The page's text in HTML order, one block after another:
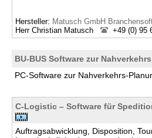
Hersteller: Matusch GmbH
Herr Christian Matusch
+49 (0) 95
BU-BUS Software zur
PC-Software zur Nahverkehrs-
C-Logistic – Software für
Auftragsabwicklung, Disposition,